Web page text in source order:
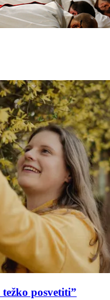
posvetiti”